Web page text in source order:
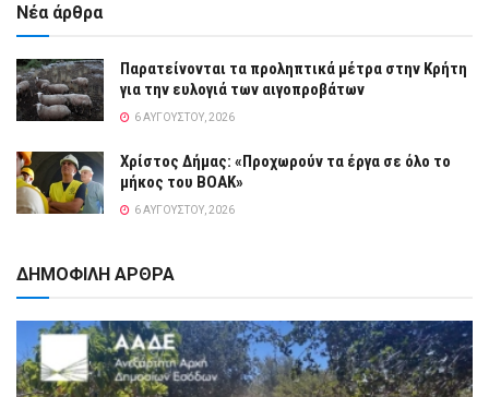
Νέα άρθρα
Παρατείνονται τα προληπτικά μέτρα στην Κρήτη
για την ευλογιά των αιγοπροβάτων
6 ΑΥΓΟΎΣΤΟΥ, 2026
Χρίστος Δήμας: «Προχωρούν τα έργα σε όλο το
μήκος του ΒΟΑΚ»
6 ΑΥΓΟΎΣΤΟΥ, 2026
ΔΗΜΟΦΙΛΗ ΑΡΘΡΑ